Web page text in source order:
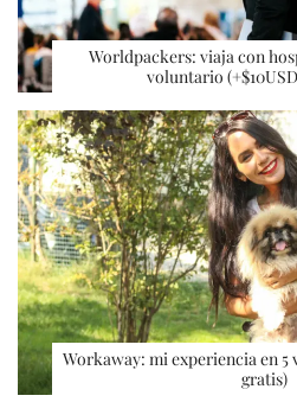
Worldpackers: viaja con
voluntario
Workaway: mi experiencia en 5
gratis)